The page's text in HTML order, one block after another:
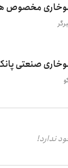
مخصوص
صنعتی
ندارد!